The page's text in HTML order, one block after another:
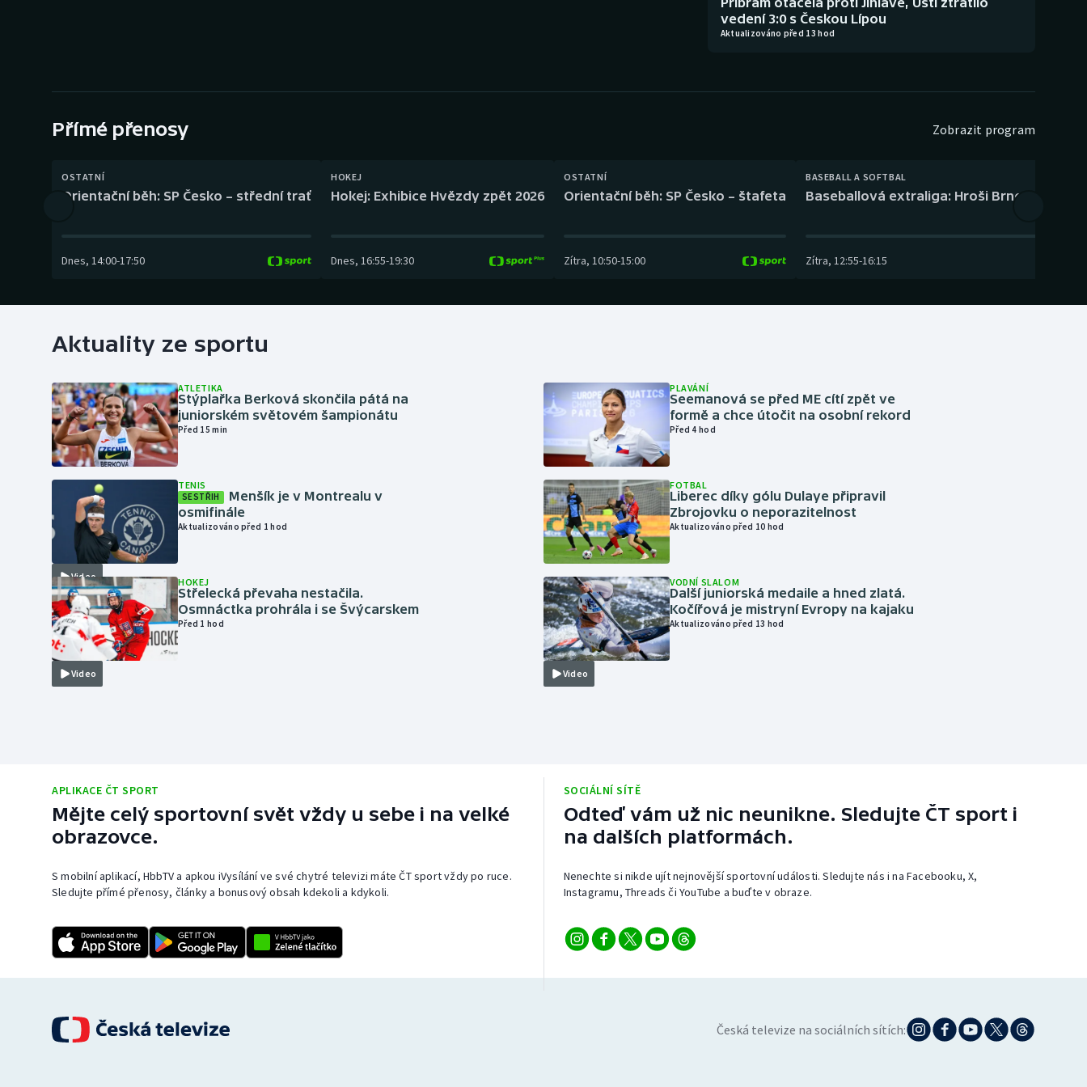
Gymnastika Plážový volejbal
vedení 3:0 s Českou Lípou
Aktualizováno před 13 hod
Přímé přenosy Zobrazit program
OSTATNÍ
Orientační běh: SP Česko – střední trať
Dnes, 14:00-17:50
HOKEJ
Hokej: Exhibice Hvězdy zpět 2026
Dnes, 16:55-19:30
OSTATNÍ
Orientační běh: SP Česko – štafeta
Zítra, 10:50-15:00
BASEBALL A SOFTBAL
Baseballová extraliga: Hroši Brno – Eagles
Zítra, 12:55-16:15
Aktuality ze sportu
ATLETIKA
Stýplařka Berková skončila pátá na
juniorském světovém šampionátu
Před 15 min
Video
TENIS
SESTŘIH
Menšík je v Montrealu v
osmifinále
Aktualizováno před 1 hod
Video
HOKEJ
Střelecká převaha nestačila.
Osmnáctka prohrála i se Švýcarskem
Před 1 hod
PLAVÁNÍ
Seemanová se před ME cítí zpět ve
formě a chce útočit na osobní rekord
Před 4 hod
FOTBAL
Liberec díky gólu Dulaye připravil
Zbrojovku o neporazitelnost
Aktualizováno před 10 hod
Video
VODNÍ SLALOM
Další juniorská medaile a hned zlatá.
Kočířová je mistryní Evropy na kajaku
Aktualizováno před 13 hod
APLIKACE ČT SPORT
Mějte celý sportovní svět vždy u sebe i na velké
obrazovce.
S mobilní aplikací, HbbTV a apkou iVysílání ve své chytré televizi máte ČT sport vždy po ruce.
Sledujte přímé přenosy, články a bonusový obsah kdekoli a kdykoli.
SOCIÁLNÍ SÍTĚ
Odteď vám už nic neunikne. Sledujte ČT sport i
na dalších platformách.
Nenechte si nikde ujít nejnovější sportovní události. Sledujte nás i na Facebooku, X,
Instagramu, Threads či YouTube a buďte v obraze.
Česká televize na sociálních sítích: